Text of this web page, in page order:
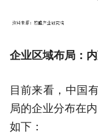
企业区域布局：
目前来看，中国
局的企业分布在
如下：